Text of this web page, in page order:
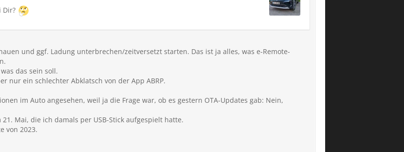
Dir?
und ggf. Ladung unterbrechen/zeitversetzt starten. Das ist ja alles, was e-Remote-
das sein soll.
nur ein schlechter Abklatsch von der App ABRP.
im Auto angesehen, weil ja die Frage war, ob es gestern OTA-Updates gab: Nein,
Mai, die ich damals per USB-Stick aufgespielt hatte.
von 2023.